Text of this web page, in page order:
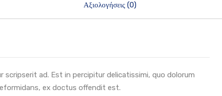
Αξιολογήσεις (0)
ad. Est in percipitur delicatissimi, quo dolorum
ex doctus offendit est.